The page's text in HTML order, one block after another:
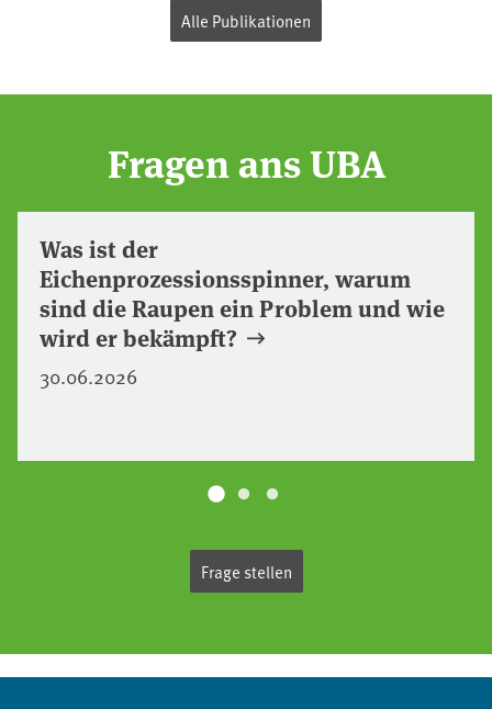
Alle Publikationen
Fragen ans UBA
Was ist der
Eichenprozessionsspinner, warum
sind die Raupen ein Problem und wie
wird er bekämpft?
30.06.2026
Frage stellen